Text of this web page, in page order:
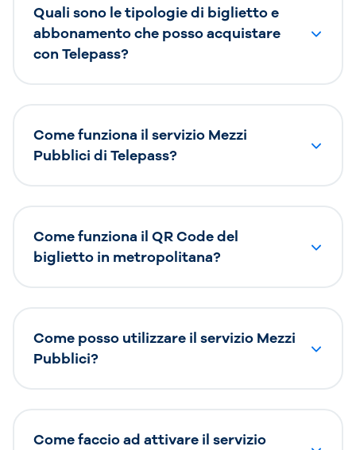
Quali sono le tipologie di biglietto e
abbonamento che posso acquistare
con Telepass?
Come funziona il servizio Mezzi
Pubblici di Telepass?
Come funziona il QR Code del
biglietto in metropolitana?
Come posso utilizzare il servizio Mezzi
Pubblici?
Come faccio ad attivare il servizio